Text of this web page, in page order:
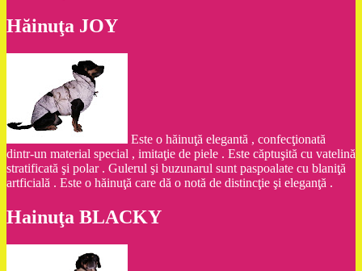
Hăinuţa JOY
Este o hăinuţă elegantă , confecţionată
dintr-un material special , imitaţie de piele . Este căptuşită cu vatelină
stratificată şi polar . Gulerul şi buzunarul sunt paspoalate cu blaniţă
artficială . Este o hăinuţă care dă o notă de distincţie şi eleganţă .
Hainuţa BLACKY